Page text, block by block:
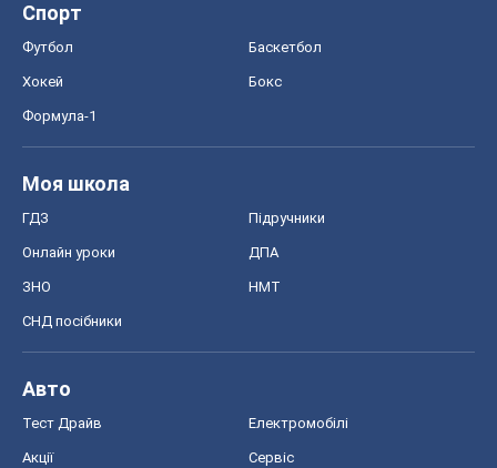
Спорт
Футбол Баскетбол
Хокей Бокс
Формула-1
Моя школа
ГДЗ Підручники
Онлайн уроки ДПА
ЗНО НМТ
СНД посібники
Авто
Тест Драйв Електромобілі
Акції Сервіс